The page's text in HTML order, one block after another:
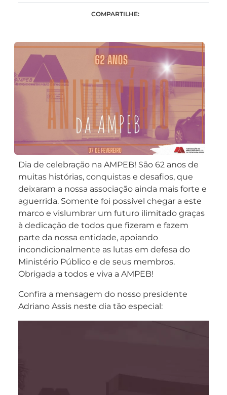
COMPARTILHE:
Dia de celebração na AMPEB! São 62 anos de
muitas histórias, conquistas e desafios, que
deixaram a nossa associação ainda mais forte e
aguerrida. Somente foi possível chegar a este
marco e vislumbrar um futuro ilimitado graças
à dedicação de todos que fizeram e fazem
parte da nossa entidade, apoiando
incondicionalmente as lutas em defesa do
Ministério Público e de seus membros.
Obrigada a todos e viva a AMPEB!
Confira a mensagem do nosso presidente
Adriano Assis neste dia tão especial: